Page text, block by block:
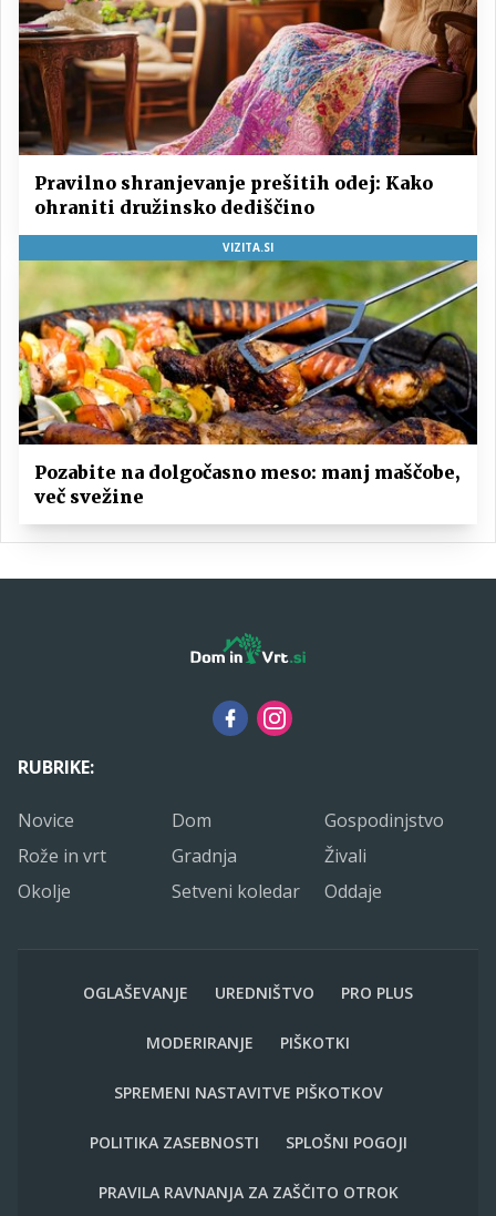
Pravilno shranjevanje prešitih odej: Kako
ohraniti družinsko dediščino
VIZITA.SI
Pozabite na dolgočasno meso: manj maščobe,
več svežine
RUBRIKE:
Novice Dom
Gospodinjstvo
Rože in vrt
Gradnja
Živali
Okolje
Setveni koledar Oddaje
OGLAŠEVANJE UREDNIŠTVO PRO PLUS
MODERIRANJE PIŠKOTKI
SPREMENI NASTAVITVE PIŠKOTKOV
POLITIKA ZASEBNOSTI SPLOŠNI POGOJI
PRAVILA RAVNANJA ZA ZAŠČITO OTROK